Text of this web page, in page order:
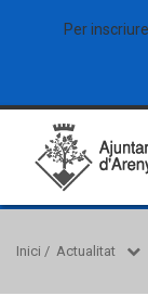
Per
Inici / Actualitat